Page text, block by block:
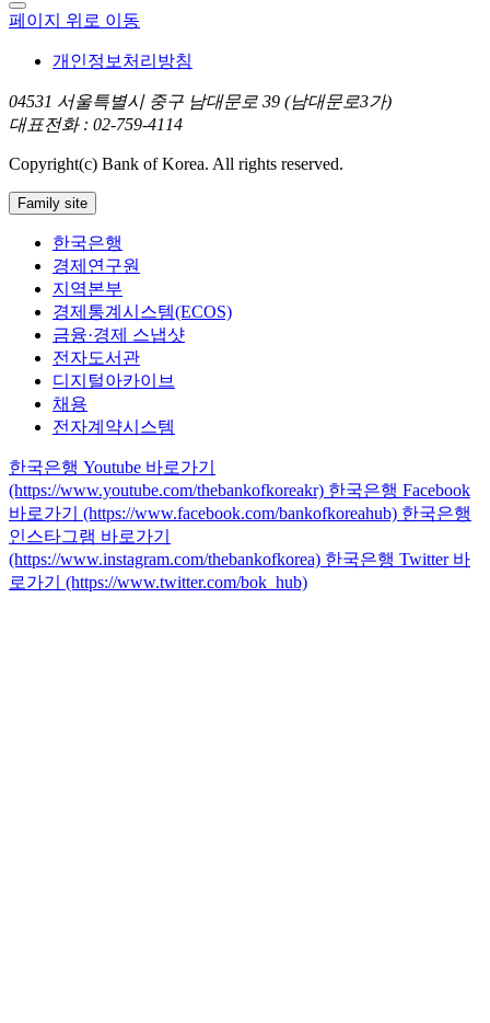
페이지 위로 이동
개인정보처리방침
04531 서울특별시 중구 남대문로 39 (남대문로3가)
대표전화 : 02-759-4114
Copyright(c) Bank of Korea. All rights reserved.
Family site
한국은행
경제연구원
지역본부
경제통계시스템(ECOS)
금융·경제 스냅샷
전자도서관
디지털아카이브
채용
전자계약시스템
한국은행 Youtube 바로가기
(https://www.youtube.com/thebankofkoreakr) 한국은행 Facebook
바로가기 (https://www.facebook.com/bankofkoreahub) 한국은행
인스타그램 바로가기
(https://www.instagram.com/thebankofkorea) 한국은행 Twitter 바
로가기 (https://www.twitter.com/bok_hub)